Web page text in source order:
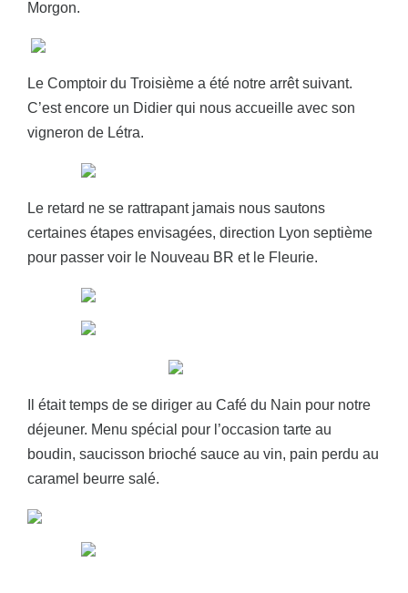
Morgon.
Le Comptoir du Troisième a été notre arrêt suivant.
C’est encore un Didier qui nous accueille avec son
vigneron de Létra.
Le retard ne se rattrapant jamais nous sautons
certaines étapes envisagées, direction Lyon septième
pour passer voir le Nouveau BR et le Fleurie.
Il était temps de se diriger au Café du Nain pour notre
déjeuner. Menu spécial pour l’occasion tarte au
boudin, saucisson brioché sauce au vin, pain perdu au
caramel beurre salé.